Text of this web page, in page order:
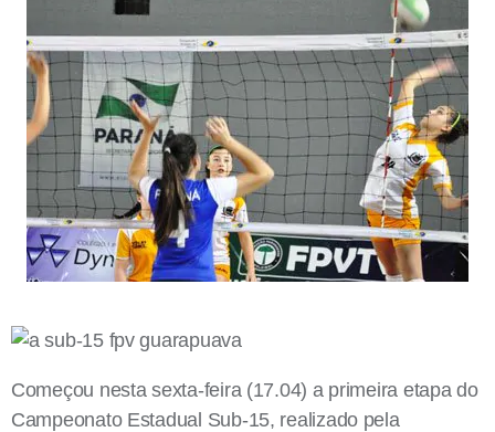
Começou nesta sexta-feira (17.04) a primeira etapa do
Campeonato Estadual Sub-15, realizado pela